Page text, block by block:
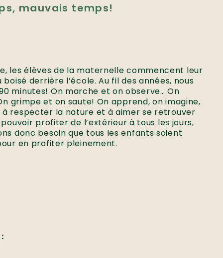
mauvais temps!
les élèves de la maternelle commencent leur
derrière l’école. Au fil des années, nous
minutes! On marche et on observe… On
grimpe et on saute! On apprend, on imagine,
à respecter la nature et à aimer se retrouver
profiter de l’extérieur à tous les jours,
donc besoin que tous les enfants soient
en profiter pleinement.